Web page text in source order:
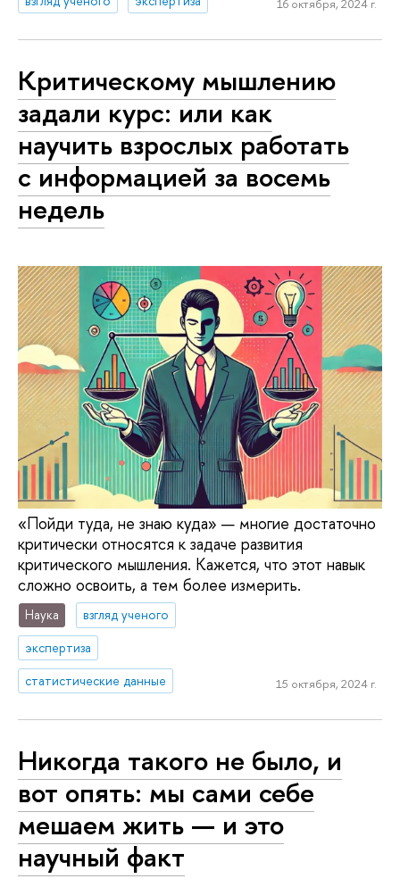
16 октября, 2024 г.
Критическому мышлению
задали курс: или как
научить взрослых работать
с информацией за восемь
недель
«Пойди туда, не знаю куда» — многие достаточно
критически относятся к задаче развития
критического мышления. Кажется, что этот навык
сложно освоить, а тем более измерить.
Наука
взгляд ученого
экспертиза
статистические данные
15 октября, 2024 г.
Никогда такого не было, и
вот опять: мы сами себе
мешаем жить — и это
научный факт